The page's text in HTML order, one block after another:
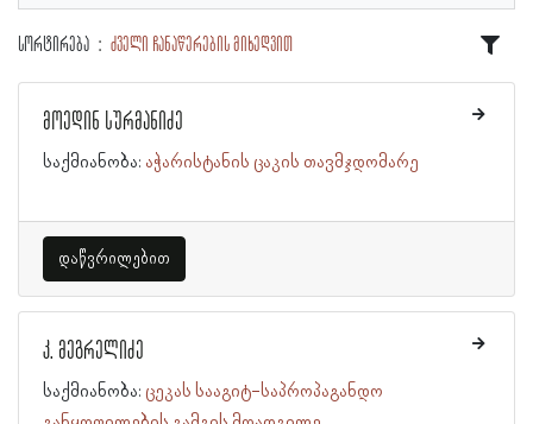
სორტირება ძველი ჩანაწერების მიხედვით
მოედინ სურმანიძე
საქმიანობა: აჭარისტანის ცაკის თავმჯდომარე
დაწვრილებით
კ. მეგრელიძე
საქმიანობა: ცეკას სააგიტ-საპროპაგანდო